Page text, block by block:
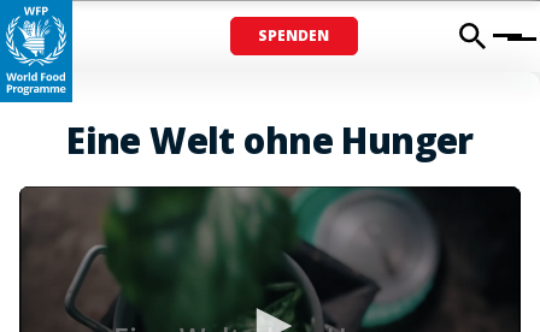
SPENDEN Menu
Eine Welt ohne Hunger